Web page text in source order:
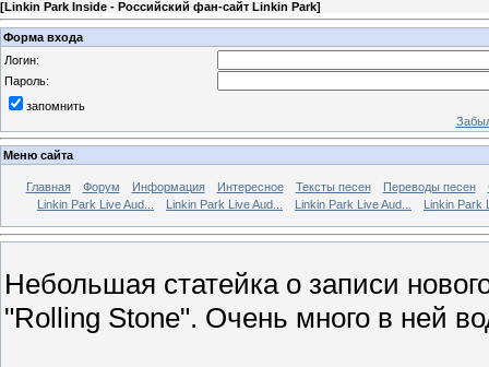
[Linkin Park Inside - Российский фан-сайт Linkin Park]
Форма входа
Логин:
Пароль:
запомнить
Меню сайта
Главная Форум Информация Интересное Тексты песен Переводы песен
Linkin Park Live Aud...
Linkin Park Live Aud... Linkin Park Live Aud... Linkin Park
Небольшая статейка о записи
"Rolling Stone". Очень много в ней